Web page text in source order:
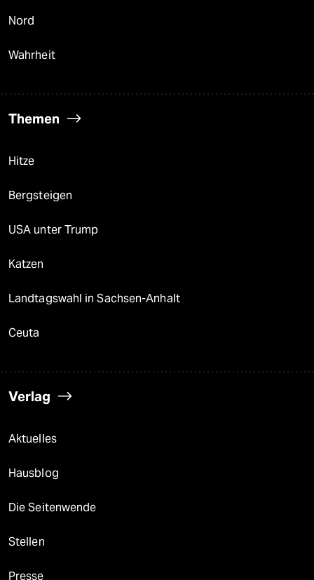
Nord
Wahrheit
Themen
Hitze
Bergsteigen
USA unter Trump
Katzen
Landtagswahl in Sachsen-Anhalt
Ceuta
Verlag
Aktuelles
Hausblog
Die Seitenwende
Stellen
Presse